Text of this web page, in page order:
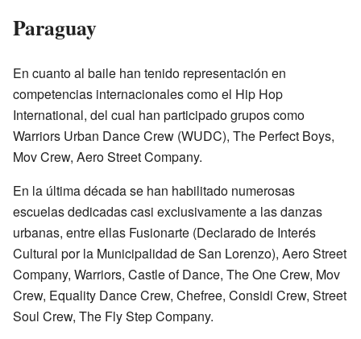
Paraguay
En cuanto al baile han tenido representación en
competencias internacionales como el Hip Hop
International, del cual han participado grupos como
Warriors Urban Dance Crew (WUDC), The Perfect Boys,
Mov Crew, Aero Street Company.
En la última década se han habilitado numerosas
escuelas dedicadas casi exclusivamente a las danzas
urbanas, entre ellas Fusionarte (Declarado de Interés
Cultural por la Municipalidad de San Lorenzo), Aero Street
Company, Warriors, Castle of Dance, The One Crew, Mov
Crew, Equality Dance Crew, Chefree, Considi Crew, Street
Soul Crew, The Fly Step Company.